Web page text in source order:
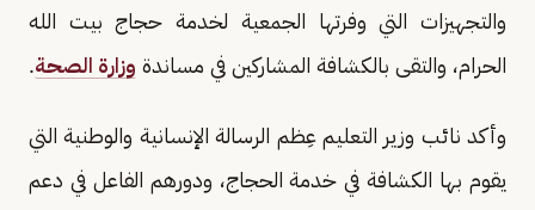
والتجهيزات التي وفرتها الجمعية لخدمة حجاج بيت الله
الحرام، والتقى بالكشافة المشاركين في مساندة وزارة الصحة.
وأكد نائب وزير التعليم عِظم الرسالة الإنسانية والوطنية التي
يقوم بها الكشافة في خدمة الحجاج، ودورهم الفاعل في دعم